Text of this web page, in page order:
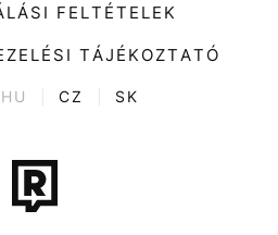
Divat
Kultúra
ENTR
Tudomány
Sport
FELTÉTELEK
TÁJÉKOZTATÓ
HU CZ SK